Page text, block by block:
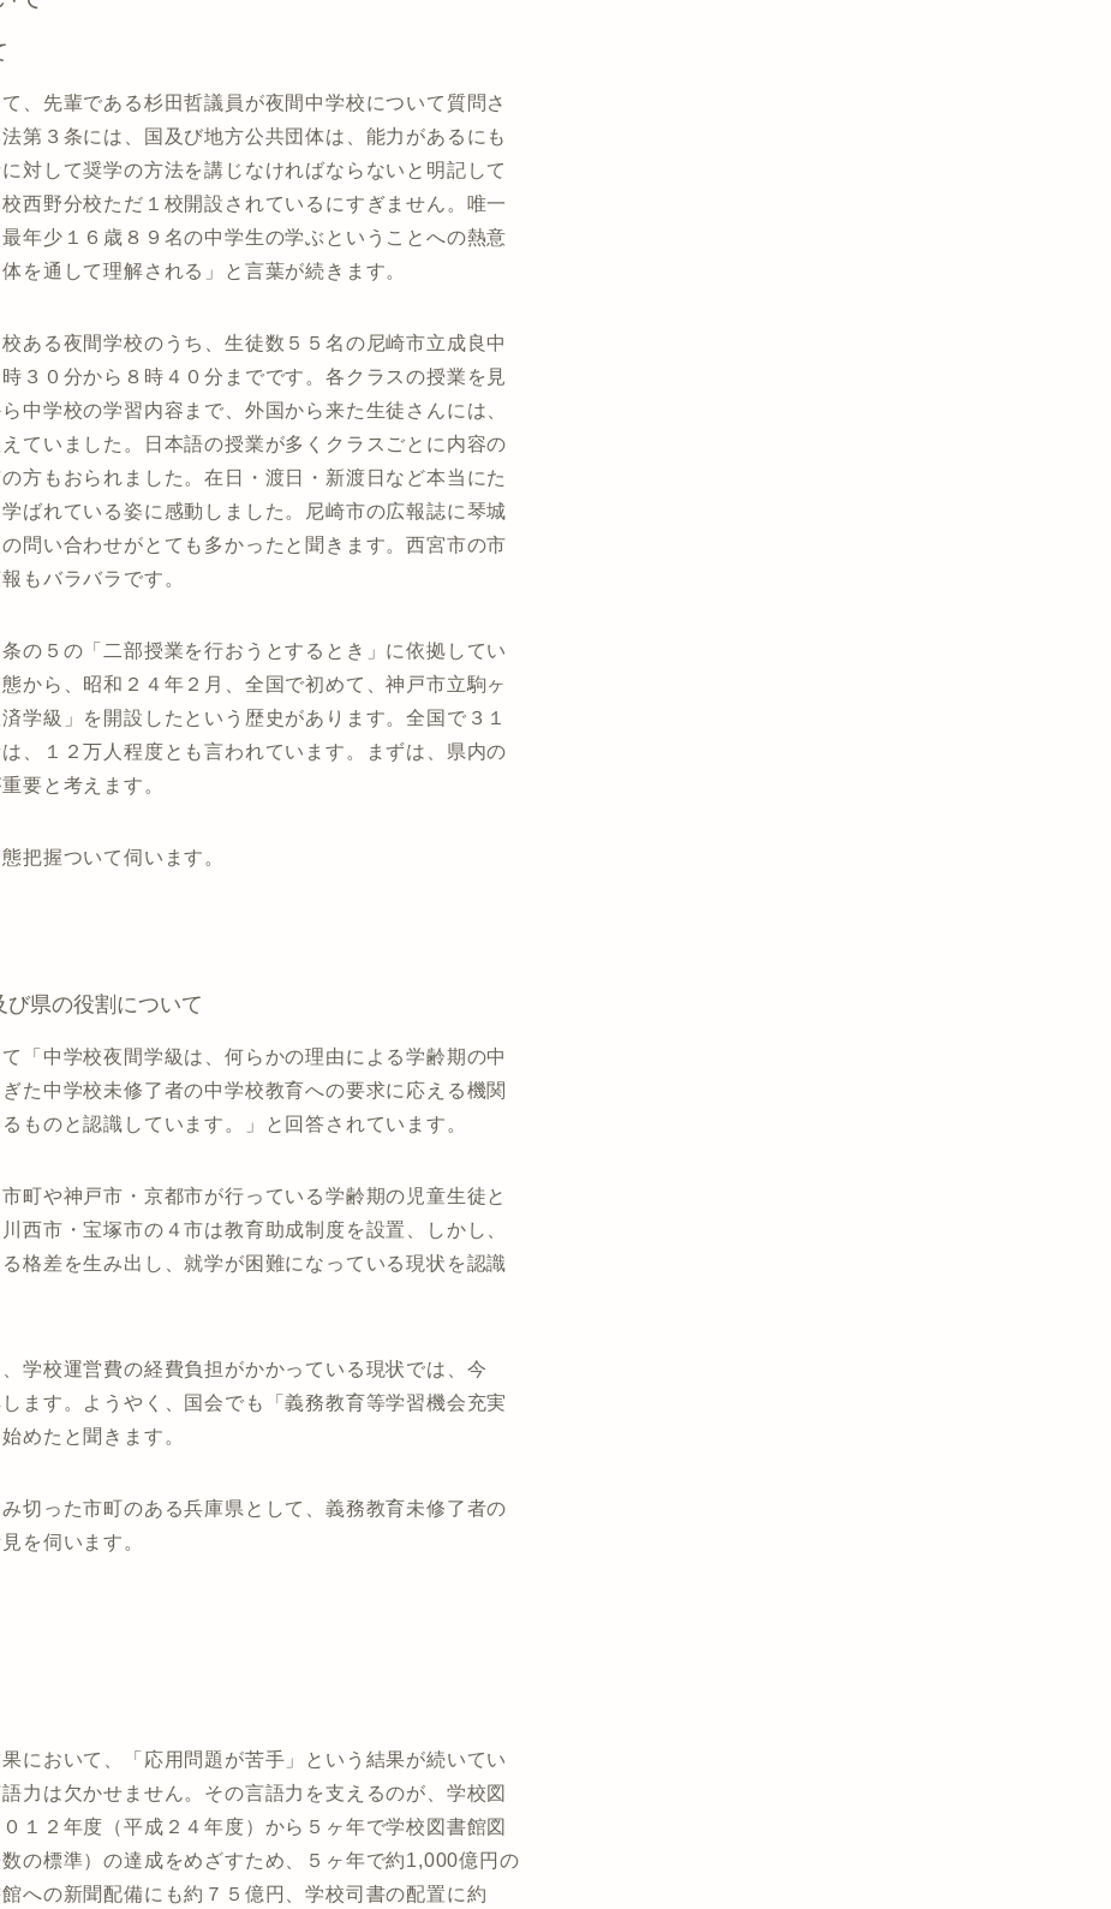
、先輩である杉田哲議員が夜間中学校について質問さ
第３条には、国及び地方公共団体は、能力があるにも
対して奨学の方法を講じなければならないと明記して
西野分校ただ１校開設されているにすぎません。唯一
年少１６歳８９名の中学生の学ぶということへの熱意
を通して理解される」と言葉が続きます。
ある夜間学校のうち、生徒数５５名の尼崎市立成良中
３０分から８時４０分までです。各クラスの授業を見
中学校の学習内容まで、外国から来た生徒さんには、
ていました。日本語の授業が多くクラスごとに内容の
方もおられました。在日・渡日・新渡日など本当にた
ばれている姿に感動しました。尼崎市の広報誌に琴城
問い合わせがとても多かったと聞きます。西宮市の市
もバラバラです。
の５の「二部授業を行おうとするとき」に依拠してい
から、昭和２４年２月、全国で初めて、神戸市立駒ヶ
学級」を開設したという歴史があります。全国で３１
、１２万人程度とも言われています。まずは、県内の
要と考えます。
把握ついて伺います。
び県の役割について
「中学校夜間学級は、何らかの理由による学齢期の中
た中学校未修了者の中学校教育への要求に応える機関
ものと認識しています。」と回答されています。
町や神戸市・京都市が行っている学齢期の児童生徒と
西市・宝塚市の４市は教育助成制度を設置、しかし、
格差を生み出し、就学が困難になっている現状を認識
学校運営費の経費負担がかかっている現状では、今
ます。ようやく、国会でも「義務教育等学習機会充実
めたと聞きます。
切った市町のある兵庫県として、義務教育未修了者の
を伺います。
において、「応用問題が苦手」という結果が続いてい
力は欠かせません。その言語力を支えるのが、学校図
１２年度（平成２４年度）から５ヶ年で学校図書館図
の標準）の達成をめざすため、５ヶ年で約1,000億円の
への新聞配備にも約７５億円、学校司書の配置に約